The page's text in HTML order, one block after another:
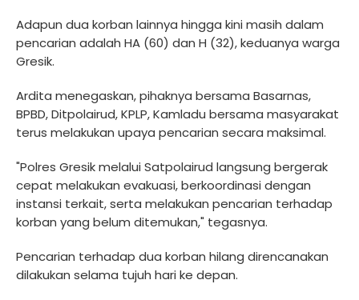
Adapun dua korban lainnya hingga kini masih dalam
pencarian adalah HA (60) dan H (32), keduanya warga
Gresik.
Ardita menegaskan, pihaknya bersama Basarnas,
BPBD, Ditpolairud, KPLP, Kamladu bersama masyarakat
terus melakukan upaya pencarian secara maksimal.
"Polres Gresik melalui Satpolairud langsung bergerak
cepat melakukan evakuasi, berkoordinasi dengan
instansi terkait, serta melakukan pencarian terhadap
korban yang belum ditemukan," tegasnya.
Pencarian terhadap dua korban hilang direncanakan
dilakukan selama tujuh hari ke depan.